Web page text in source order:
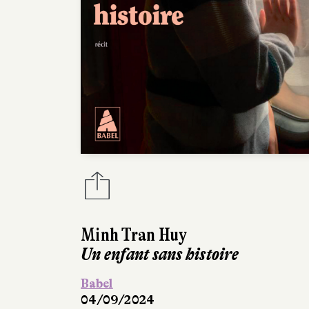
Minh Tran Huy
Un enfant sans histoire
Babel
04/09/2024